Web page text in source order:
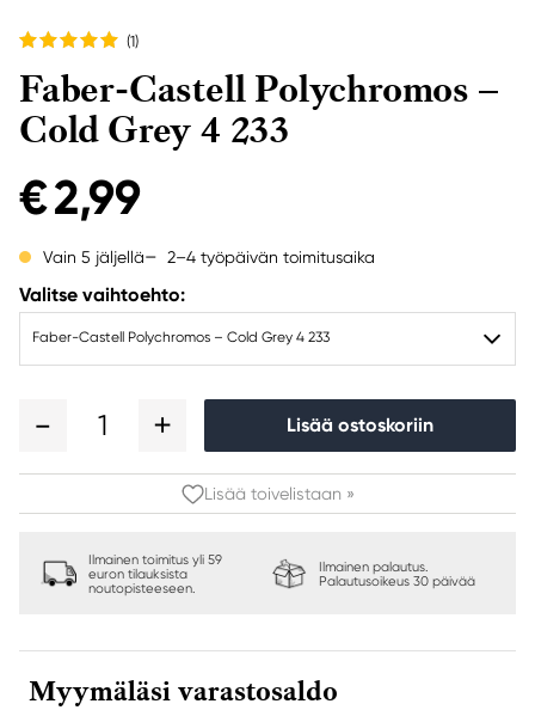
(1)
Faber-Castell Polychromos –
Cold Grey 4 233
€ 2,99
Vain 5 jäljellä 2–4 työpäivän toimitusaika
Valitse vaihtoehto:
Faber-Castell Polychromos – Cold Grey 4 233
1 Lisää ostoskoriin
Lisää toivelistaan »
Ilmainen toimitus yli 59
euron tilauksista
noutopisteeseen.
Ilmainen palautus.
Palautusoikeus 30 päivää
Myymäläsi varastosaldo